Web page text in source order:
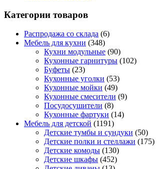
Категории товаров
Распродажа со склада (6)
Мебель для кухни (348)
Кухни модульные (90)
Кухонные гарнитуры (102)
Буфеты (23)
Кухонные уголки (53)
Кухонные мойки (49)
Кухонные смесители (9)
Посудосушители (8)
Кухонные фартуки (14)
Мебель для детской (1191)
Детские тумбы и сундуки (50)
Детские полки и стеллажи (175)
Детские комоды (130)
Детские шкафы (452)